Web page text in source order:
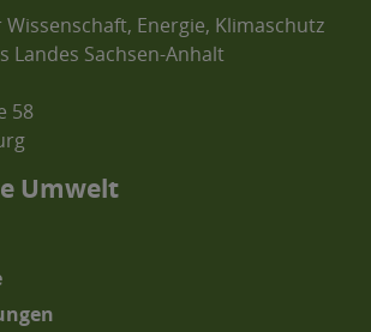
Energie, Klimaschutz
Landes Sachsen-Anhalt
58
Umwelt